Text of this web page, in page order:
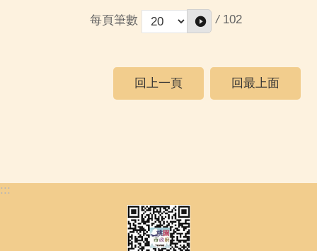
每頁筆數 / 102
回上一頁 回最上面
:::